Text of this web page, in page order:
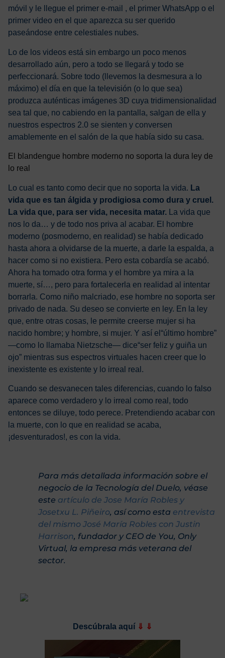
móvil y le llegue el primer e-mail , el primer WhatsApp o el
primer video en el que aparezca su ser querido
paseándose entre celestiales nubes.
Lo de los videos está sin embargo un poco menos
desarrollado aún, pero a todo se llegará y todo se
perfeccionará. Sobre todo (llevemos la desmesura a lo
máximo) el día en que la televisión (o lo que sea)
produzca auténticas imágenes 3D cuya tridimensionalidad
sea tal que, no cabiendo en la pantalla, salgan de ella y
nuestros espectros 2.0 se sienten y conversen
amablemente en el salón de la que había sido su casa.
El blandengue hombre moderno no soporta la dura ley de
lo real
Lo cual es tanto como decir que no soporta la vida. La
vida que es tan álgida y prodigiosa como dura y cruel.
La vida que, para ser vida, necesita matar. La vida que
nos lo da… y de todo nos priva al acabar. El hombre
moderno (posmoderno, en realidad) se había dedicado
hasta ahora a olvidarse de la muerte, a darle la espalda, a
hacer como si no existiera. Pero esta cobardía se acabó.
Ahora ha tomado otra forma y el hombre ya mira a la
muerte, sí…, pero para fortalecerla en realidad al intentar
borrarla. Como niño malcriado, ese hombre no soporta ser
privado de nada. Su deseo se convierte en ley. En la ley
que, entre otras cosas, le permite creerse mujer si ha
nacido hombre; y hombre, si mujer. Y así el“último hombre”
—como lo llamaba Nietzsche— dice“ser feliz y guiña un
ojo” mientras sus espectros virtuales hacen creer que lo
inexistente es existente y lo irreal real.
Cuando se desvanecen tales diferencias, cuando lo falso
aparece como verdadero y lo irreal como real, todo
entonces se diluye, todo perece. Pretendiendo acabar con
la muerte, con lo que en realidad se acaba,
¡desventurados!, es con la vida.
Para más detallada información sobre el
negocio de la Tecnología del Duelo, véase
este artículo de Jose María Robles y
Josetxu L. Piñeiro, así como esta entrevista
del mismo José María Robles con Justin
Harrison, fundador y CEO de You, Only
Virtual, la empresa más veterana del
sector.
Descúbrala aquí ⇓ ⇓